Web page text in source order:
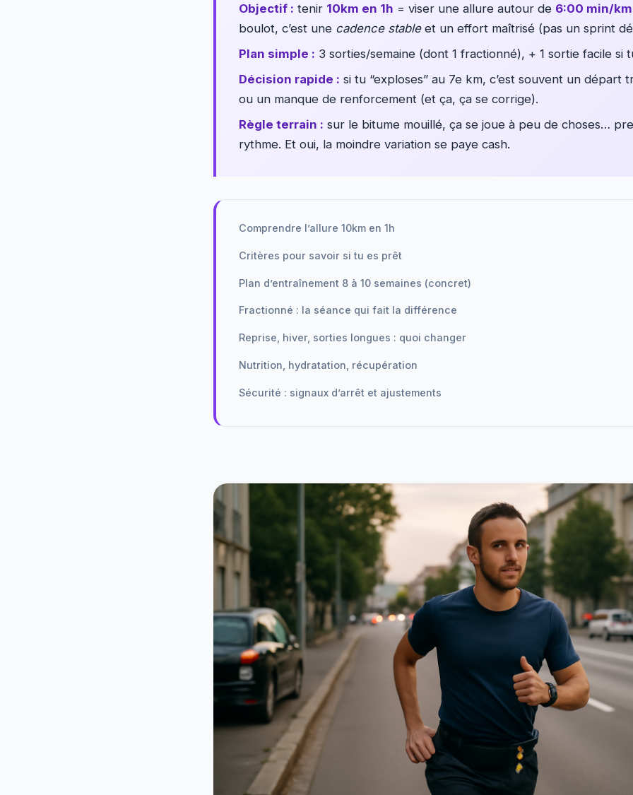
Objectif : tenir 10km en 1h = viser une allure autour de 6:00 min/km
boulot, c’est une cadence stableet un effort maîtrisé (pas un sprint
Plan simple : 3 sorties/semaine (dont 1 fractionné), + 1 sortie facile si
Décision rapide : si tu “exploses” au 7e km, c’est souvent un départ
ou un manque de renforcement (et ça, ça se corrige).
Règle terrain : sur le bitume mouillé, ça se joue à peu de choses…
rythme. Et oui, la moindre variation se paye cash.
Comprendre l’allure 10km en 1h
Critères pour savoir si tu es prêt
Plan d’entraînement 8 à 10 semaines (concret)
Fractionné : la séance qui fait la différence
Reprise, hiver, sorties longues : quoi changer
Nutrition, hydratation, récupération
Sécurité : signaux d’arrêt et ajustements